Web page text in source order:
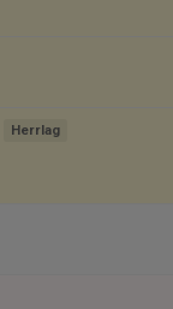
Herrlag